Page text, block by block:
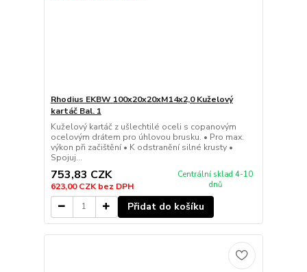
Rhodius EKBW 100x20x20xM14x2,0 Kuželový
kartáč Bal. 1
Kuželový kartáč z ušlechtilé oceli s copanovým
ocelovým drátem pro úhlovou brusku. • Pro max.
výkon při začištění • K odstranění silné krusty •
Spojuj...
753,83 CZK
623,00 CZKbez DPH
Centrální sklad 4-10
dnů
Přidat do košíku